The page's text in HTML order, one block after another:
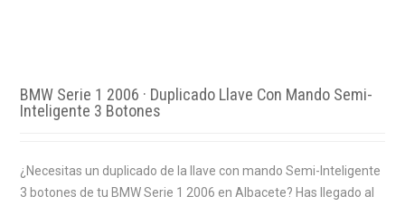
BMW Serie 1 2006 · Duplicado Llave Con Mando Semi-
Inteligente 3 Botones
¿Necesitas un duplicado de la llave con mando Semi-Inteligente
3 botones de tu BMW Serie 1 2006 en Albacete? Has llegado al